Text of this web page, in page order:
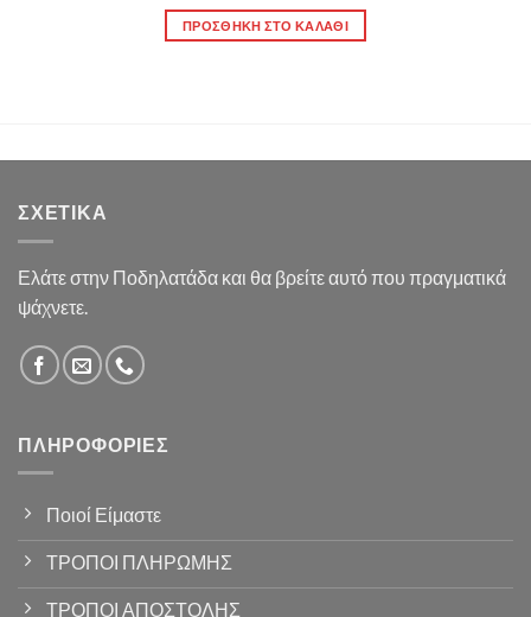
ΠΡΟΣΘΉΚΗ ΣΤΟ ΚΑΛΆΘΙ
ΣΧΕΤΙΚΆ
Ελάτε στην Ποδηλατάδα και θα βρείτε αυτό που πραγματικά
ψάχνετε.
ΠΛΗΡΟΦΟΡΊΕΣ
Ποιοί Είμαστε
ΤΡΟΠΟΙ ΠΛΗΡΩΜΗΣ
ΤΡΟΠΟΙ ΑΠΟΣΤΟΛΗΣ